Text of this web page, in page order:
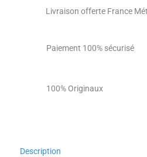
Livraison offerte France
Paiement 100% sécurisé
100% Originaux
Description